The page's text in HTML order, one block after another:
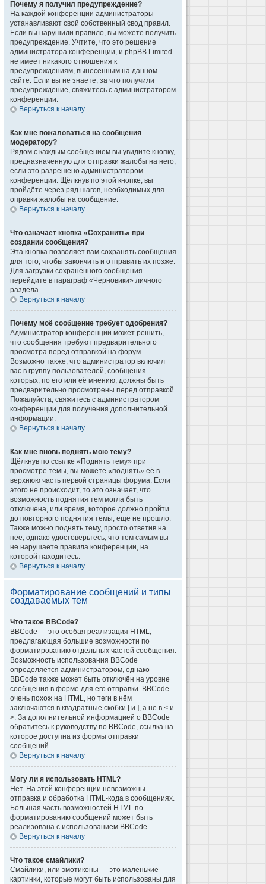
Почему я получил предупреждение?
На каждой конференции администраторы
устанавливают свой собственный свод правил.
Если вы нарушили правило, вы можете получить
предупреждение. Учтите, что это решение
администратора конференции, и phpBB Limited
не имеет никакого отношения к
предупреждениям, вынесенным на данном
сайте. Если вы не знаете, за что получили
предупреждение, свяжитесь с администратором
конференции.
Вернуться к началу
Как мне пожаловаться на сообщения
модератору?
Рядом с каждым сообщением вы увидите кнопку,
предназначенную для отправки жалобы на него,
если это разрешено администратором
конференции. Щёлкнув по этой кнопке, вы
пройдёте через ряд шагов, необходимых для
оправки жалобы на сообщение.
Вернуться к началу
Что означает кнопка «Сохранить» при
создании сообщения?
Эта кнопка позволяет вам сохранять сообщения
для того, чтобы закончить и отправить их позже.
Для загрузки сохранённого сообщения
перейдите в параграф «Черновики» личного
раздела.
Вернуться к началу
Почему моё сообщение требует одобрения?
Администратор конференции может решить,
что сообщения требуют предварительного
просмотра перед отправкой на форум.
Возможно также, что администратор включил
вас в группу пользователей, сообщения
которых, по его или её мнению, должны быть
предварительно просмотрены перед отправкой.
Пожалуйста, свяжитесь с администратором
конференции для получения дополнительной
информации.
Вернуться к началу
Как мне вновь поднять мою тему?
Щёлкнув по ссылке «Поднять тему» при
просмотре темы, вы можете «поднять» её в
верхнюю часть первой страницы форума. Если
этого не происходит, то это означает, что
возможность поднятия тем могла быть
отключена, или время, которое должно пройти
до повторного поднятия темы, ещё не прошло.
Также можно поднять тему, просто ответив на
неё, однако удостоверьтесь, что тем самым вы
не нарушаете правила конференции, на
которой находитесь.
Вернуться к началу
Форматирование сообщений и типы
создаваемых тем
Что такое BBCode?
BBCode — это особая реализация HTML,
предлагающая большие возможности по
форматированию отдельных частей сообщения.
Возможность использования BBCode
определяется администратором, однако
BBCode также может быть отключён на уровне
сообщения в форме для его отправки. BBCode
очень похож на HTML, но теги в нём
заключаются в квадратные скобки [ и ], а не в < и
>. За дополнительной информацией о BBCode
обратитесь к руководству по BBCode, ссылка на
которое доступна из формы отправки
сообщений.
Вернуться к началу
Могу ли я использовать HTML?
Нет. На этой конференции невозможны
отправка и обработка HTML-кода в сообщениях.
Большая часть возможностей HTML по
форматированию сообщений может быть
реализована с использованием BBCode.
Вернуться к началу
Что такое смайлики?
Смайлики, или эмотиконы — это маленькие
картинки, которые могут быть использованы для